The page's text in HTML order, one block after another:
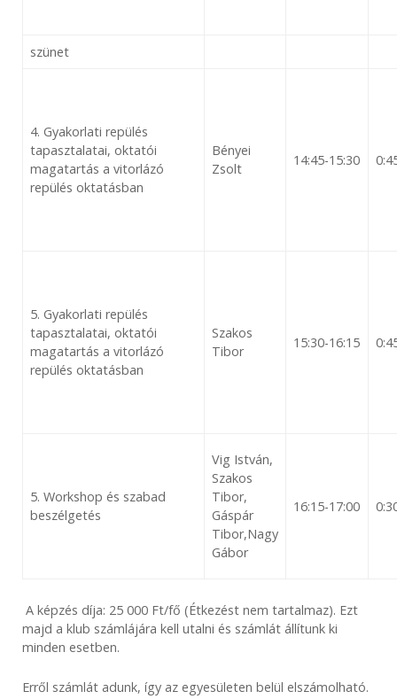
szünet
4. Gyakorlati repülés
tapasztalatai, oktatói
magatartás a vitorlázó
repülés oktatásban
Bényei
Zsolt
14:45-15:30
5. Gyakorlati repülés
tapasztalatai, oktatói
magatartás a vitorlázó
repülés oktatásban
Szakos
Tibor
15:30-16:15
5. Workshop és szabad
beszélgetés
Vig István,
Szakos
Tibor,
Gáspár
Tibor,Nagy
Gábor
16:15-17:00
A képzés díja: 25 000 Ft/fő (Étkezést nem tartalmaz). Ezt
majd a klub számlájára kell utalni és számlát állítunk ki
minden esetben.
Erről számlát adunk, így az egyesületen belül elszámolható.